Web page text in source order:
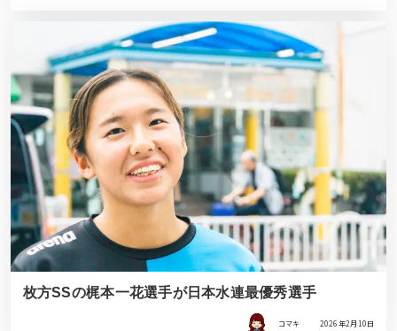
枚方SSの梶本一花選手が日本水連最優秀選手
コマキ 2026年2月10日